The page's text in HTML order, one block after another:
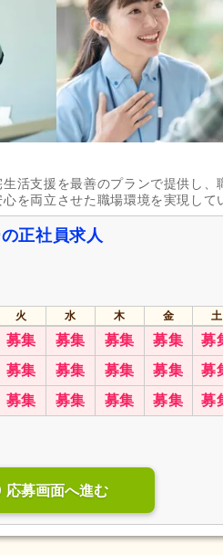
4週8休 (1,535)
土曜休み(512)
年間休日110日以上
産休あり (27,664)
年末年始休暇(3,911)
制服あり(19,962)
託児施設あり(3,000)
(3,955) 扶養手当 (3,279)
日払い・週払い可 (23)
自転車通勤可
活支援を最善のプランで提供し、
を両立させた職場環境を実現して
正社員求人
火 水 木 金 土
募集 募集 募集 募集 募
募集 募集 募集 募集 募
募集 募集 募集 募集 募
応募画面へ進む